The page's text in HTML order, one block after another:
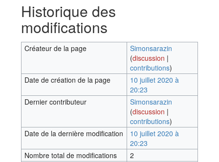
Historique des
modifications
Créateur de la page
Simonsarazin
(discussion |
contributions)
Date de création de la page
10 juillet 2020 à
20:23
Dernier contributeur
Simonsarazin
(discussion |
contributions)
Date de la dernière modification
10 juillet 2020 à
20:23
Nombre total de modifications
2